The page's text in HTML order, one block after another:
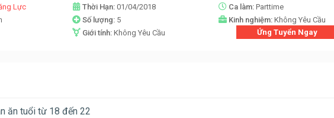
Lực Thời Hạn: 01/04/2018 Ca làm: Parttime
Số lượng: 5 Kinh nghiệm: Không Yêu Cầu
Giới tính: Không Yêu Cầu Ứng Tuyển Ngay
ăn tuổi từ 18 đến 22